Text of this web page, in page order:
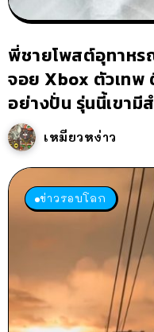
พี่ชายโพสต์อุทาห
จอย Xbox ตัวเทพ
อย่างปั่น รุ่นนี้เขามี
เหมียวหง่าว
ข่าวรอบโลก